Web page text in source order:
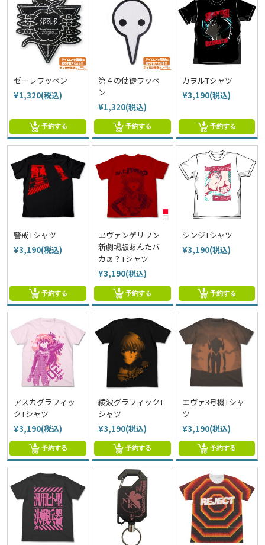
ゼーレワッペン
¥1,320(税込)
予約する
第４の使徒ワッペ
ン
¥1,320(税込)
予約する
カヲルTシャツ
¥3,190(税込)
予約する
警戒Tシャツ
¥3,190(税込)
予約する
ヱヴァンゲリヲン
新劇場版あんたバ
カぁ？Tシャツ
¥3,190(税込)
予約する
シンジTシャツ
¥3,190(税込)
予約する
アスカグラフィッ
クTシャツ
¥3,190(税込)
予約する
綾波グラフィックT
シャツ
¥3,190(税込)
予約する
エヴァ3号機Tシャ
ツ
¥3,190(税込)
予約する